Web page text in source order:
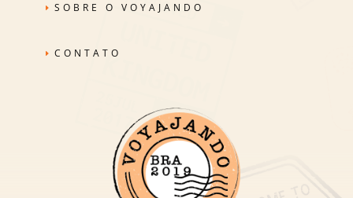
SOBRE O VOYAJANDO
CONTATO